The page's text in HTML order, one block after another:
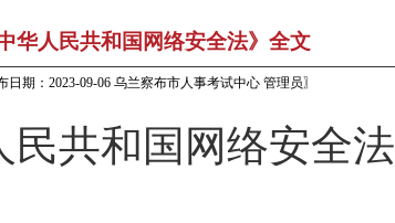
中华人民共和国网络安全法》全文
日期：2023-09-06 乌兰察布市人事考试中心 管理员〗
民共和国网络安全法